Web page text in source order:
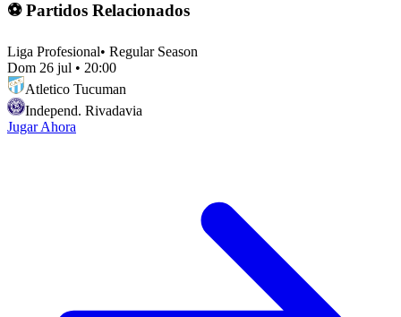
⚽ Partidos Relacionados
Liga Profesional• Regular Season
Dom 26 jul • 20:00
Atletico Tucuman
Independ. Rivadavia
Jugar Ahora